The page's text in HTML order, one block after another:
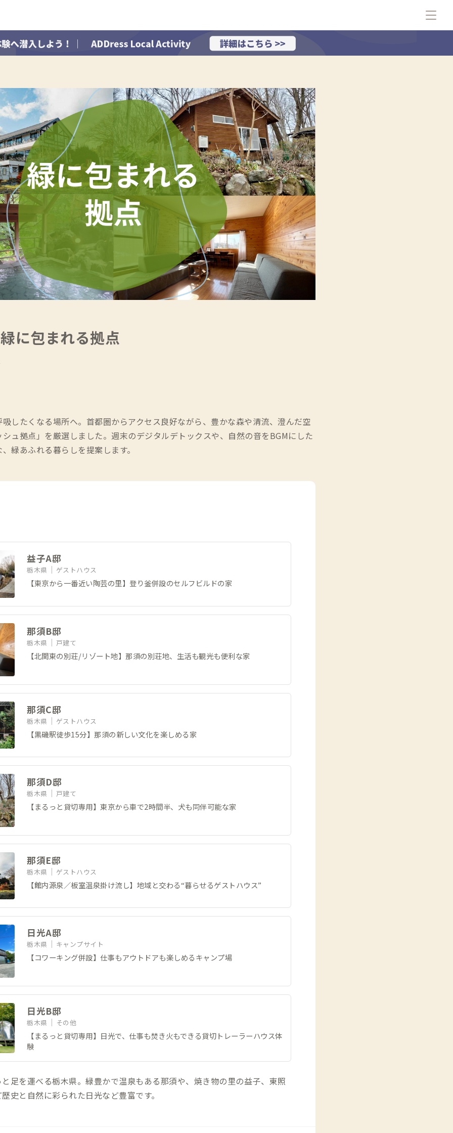
に包まれる拠点
したくなる場所へ。首都圏からアクセス良好ながら、豊かな森や清流、澄んだ空
ュ拠点」を厳選しました。週末のデジタルデトックスや、自然の音をBGMにした
緑あふれる暮らしを提案します。
益子A邸
栃木県 ゲストハウス
【東京から一番近い陶芸の里】登り釜併設のセルフビルドの家
那須B邸
栃木県 戸建て
【北関東の別荘/リゾート地】那須の別荘地、生活も観光も便利な家
那須C邸
栃木県 ゲストハウス
【黒磯駅徒歩15分】那須の新しい文化を楽しめる家
那須D邸
栃木県 戸建て
【まるっと貸切専用】東京から車で2時間半、犬も同伴可能な家
那須E邸
栃木県 ゲストハウス
【館内源泉／板室温泉掛け流し】地域と交わる“暮らせるゲストハウス”
日光A邸
栃木県 キャンプサイト
【コワーキング併設】仕事もアウトドアも楽しめるキャンプ場
日光B邸
栃木県 その他
【まるっと貸切専用】日光で、仕事も焚き火もできる貸切トレーラーハウス体
験
足を運べる栃木県。緑豊かで温泉もある那須や、焼き物の里の益子、東照
史と自然に彩られた日光など豊富です。